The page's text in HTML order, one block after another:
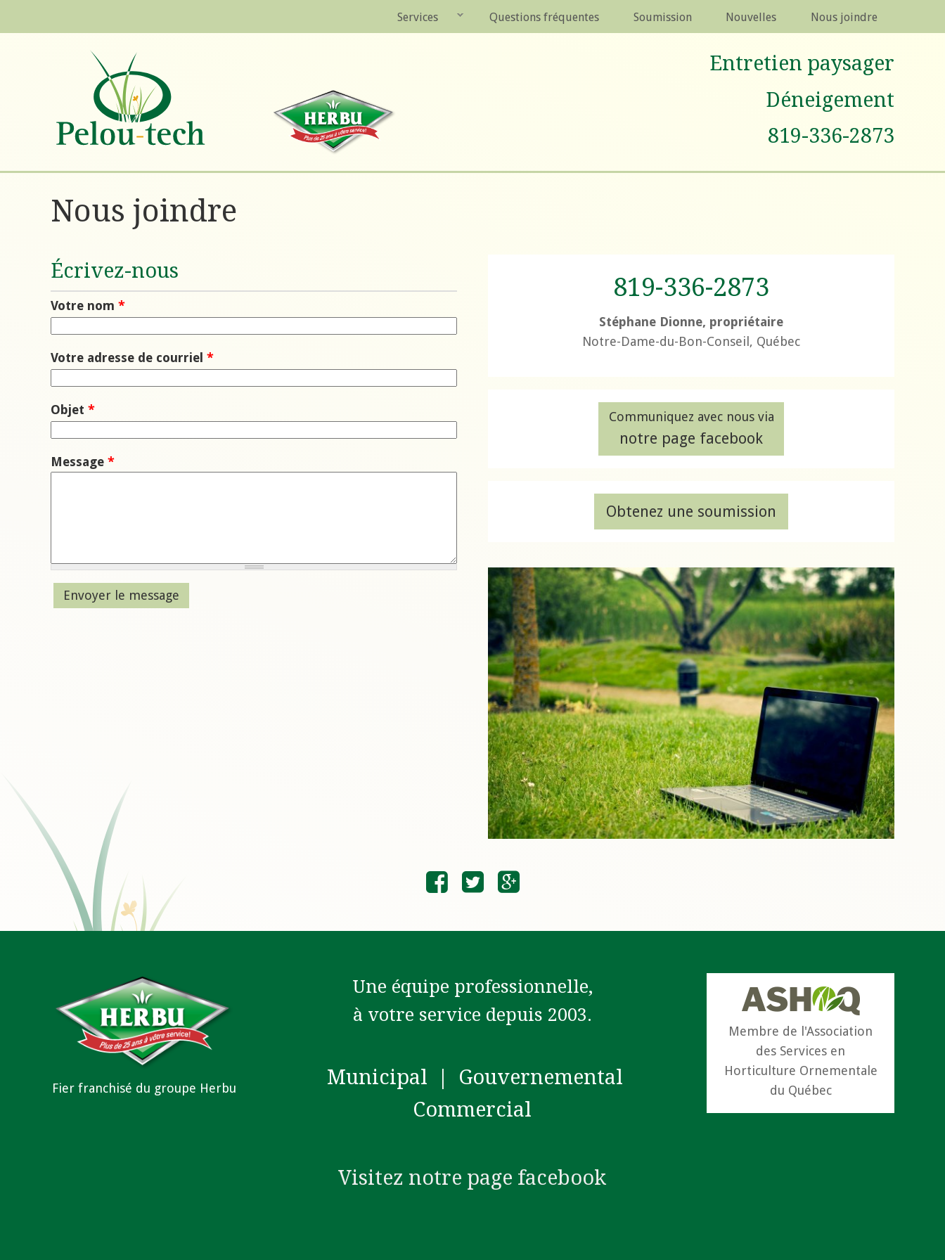
Services Questions fréquentes Soumission Nouvelles Nous joindre
Entretien paysager
Déneigement
819-336-2873
Vous êtes ici
Nous joindre
Écrivez-nous
Votre nom *
Votre adresse de courriel *
Objet *
Message *
819-336-2873
Stéphane Dionne, propriétaire
Notre-Dame-du-Bon-Conseil, Québec
Communiquez avec nous via
notre page facebook
Obtenez une soumission
Une équipe professionnelle,
à votre service depuis 2003.
Municipal | Gouvernemental
Commercial
Visitez notre page facebook
Fier franchisé du groupe Herbu
Membre de l'Association
des Services en
Horticulture Ornementale
du Québec